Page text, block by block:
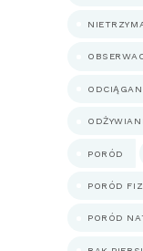
PORÓD
PORÓD
PORÓD